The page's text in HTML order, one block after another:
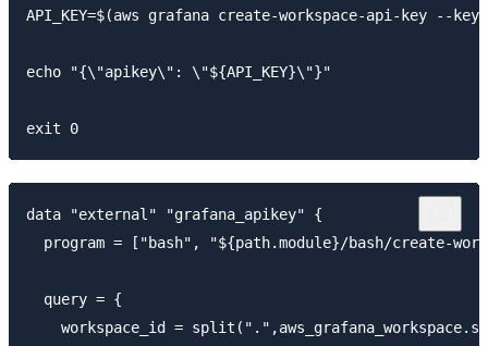
API_KEY=$(aws grafana create-workspace-api-key --
echo "{\"apikey\": \"${API_KEY}\"}"
data "external" "grafana_apikey" {
program = ["bash", "${path.module}/bash/create-
  query = {
workspace_id =